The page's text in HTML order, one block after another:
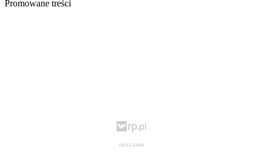
Promowane treści